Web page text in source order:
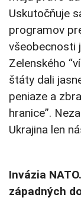
Uskutočňuje
programov
všeobecnosti
Zelenského
štáty dali
peniaze a
hranice”.
Ukrajina len
Invázia
západných